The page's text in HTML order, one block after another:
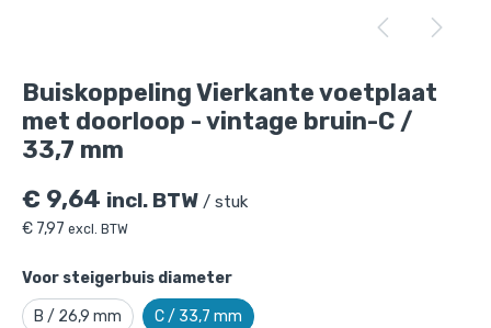
Buiskoppeling Vierkante voetplaat
met doorloop - vintage bruin-C /
33,7 mm
€ 9,64 incl. BTW / stuk
€ 7,97 excl. BTW
Voor steigerbuis diameter
B / 26,9 mm C / 33,7 mm
Buiskoppeling Vierkante voetplaat met
doorloop - vintage bruin-C / 33,7 mm
toegevoegd aan je winkelmandje